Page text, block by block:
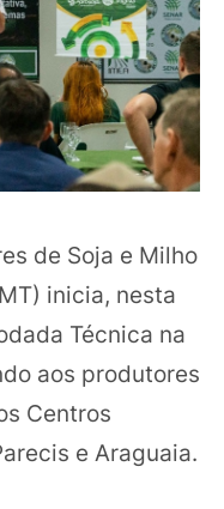
de Soja e Milho
inicia, nesta
Técnica na
aos produtores
Centros
e Araguaia.